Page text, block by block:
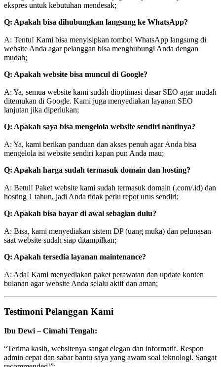
ekspres untuk kebutuhan mendesak;
Q: Apakah bisa dihubungkan langsung ke WhatsApp?
A: Tentu! Kami bisa menyisipkan tombol WhatsApp langsung di
website Anda agar pelanggan bisa menghubungi Anda dengan
mudah;
Q: Apakah website bisa muncul di Google?
A: Ya, semua website kami sudah dioptimasi dasar SEO agar mudah
ditemukan di Google. Kami juga menyediakan layanan SEO
lanjutan jika diperlukan;
Q: Apakah saya bisa mengelola website sendiri nantinya?
A: Ya, kami berikan panduan dan akses penuh agar Anda bisa
mengelola isi website sendiri kapan pun Anda mau;
Q: Apakah harga sudah termasuk domain dan hosting?
A: Betul! Paket website kami sudah termasuk domain (.com/.id) dan
hosting 1 tahun, jadi Anda tidak perlu repot urus sendiri;
Q: Apakah bisa bayar di awal sebagian dulu?
A: Bisa, kami menyediakan sistem DP (uang muka) dan pelunasan
saat website sudah siap ditampilkan;
Q: Apakah tersedia layanan maintenance?
A: Ada! Kami menyediakan paket perawatan dan update konten
bulanan agar website Anda selalu aktif dan aman;
Testimoni Pelanggan Kami
Ibu Dewi – Cimahi Tengah:
“Terima kasih, websitenya sangat elegan dan informatif. Respon
admin cepat dan sabar bantu saya yang awam soal teknologi. Sangat